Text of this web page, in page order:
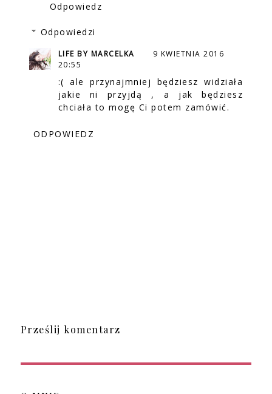
Odpowiedz
Odpowiedzi
LIFE BY MARCELKA
9 KWIETNIA 2016
20:55
:( ale przynajmniej będziesz widziała
jakie ni przyjdą , a jak będziesz
chciała to mogę Ci potem zamówić.
ODPOWIEDZ
Prześlij komentarz